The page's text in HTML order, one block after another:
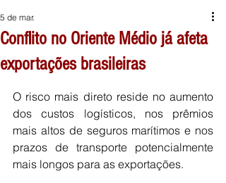
Conflito no Oriente Médio já afeta
exportações brasileiras
5 de mar.
O risco mais direto reside no aumento
dos custos logísticos, nos prêmios
mais altos de seguros marítimos e nos
prazos de transporte potencialmente
mais longos para as exportações.